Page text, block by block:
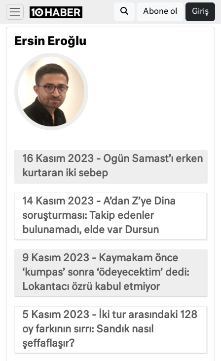
Abone ol Giriş
Ersin Eroğlu
16 Kasım 2023 - Ogün Samast’ı erken
kurtaran iki sebep
14 Kasım 2023 - A’dan Z’ye Dina
soruşturması: Takip edenler
bulunamadı, elde var Dursun
9 Kasım 2023 - Kaymakam önce
‘kumpas’ sonra ‘ödeyecektim’ dedi:
Lokantacı özrü kabul etmiyor
5 Kasım 2023 - İki tur arasındaki 128
oy farkının sırrı: Sandık nasıl
şeffaflaşır?